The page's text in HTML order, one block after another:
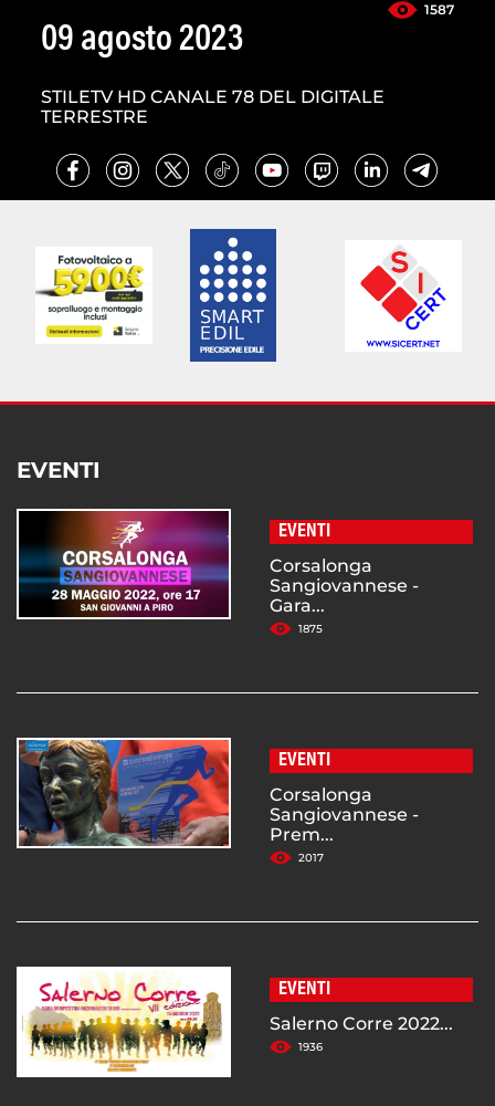
1587
09 agosto 2023
STILETV HD CANALE 78 DEL DIGITALE
TERRESTRE
EVENTI
EVENTI
Corsalonga
Sangiovannese -
Gara...
1875
EVENTI
Corsalonga
Sangiovannese -
Prem...
2017
EVENTI
Salerno Corre 2022...
1936